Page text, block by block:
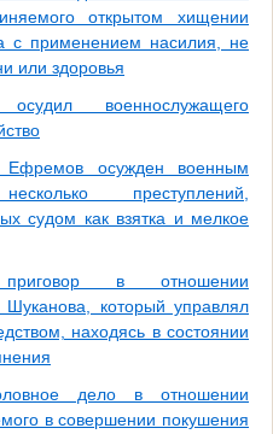
открытом хищении
с применением насилия, не
или здоровья
военнослужащего
Ефремов осужден военным
преступлений,
судом как взятка и мелкое
в отношении
Шуканова, который управлял
находясь в состоянии
дело в отношении
в совершении покушения